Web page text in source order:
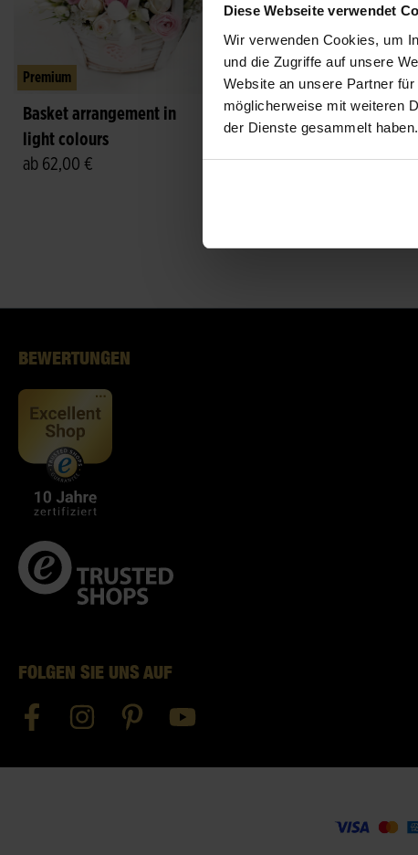
Diese Webseite verwendet
Wir verwenden Cookies, um
und die Zugriffe auf unsere
Website an unsere Partner
möglicherweise mit weiteren
der Dienste gesammelt haben.
Premium
Basket arrangement in
light colours
ab 62,00 €
Romantic Bouquet in
Red and White Colours
ab 60,00 €
BEWERTUNGEN
FOLGEN SIE UNS AUF